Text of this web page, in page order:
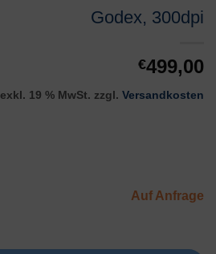
Godex, 300dpi
€499,00
exkl. 19 % MwSt. zzgl. Versandkosten
Auf Anfrage